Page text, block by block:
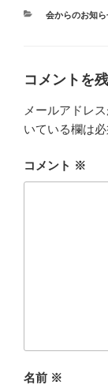
カ
会からのお知ら
コメントを
メールアドレ
いている欄は
コメント ※
名前 ※